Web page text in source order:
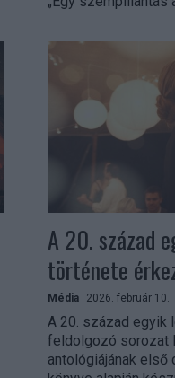
A 20. század
története
Média 2026. február 10.
A 20. század egyik
feldolgozó sorozat
antológiájának első